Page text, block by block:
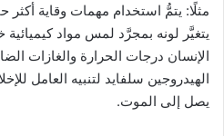
مثلًا: يتمُّ استخدام مهمات وقاية أكثر
يتغيَّر لونه بمجرَّد لمس مواد
الإنسان درجات الحرارة والغازات
الهيدروجين سلفايد لتنبيه العامل
يصل إلى الموت.